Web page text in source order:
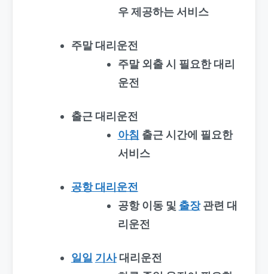
우 제공하는 서비스
주말 대리운전
주말 외출 시 필요한 대리
운전
출근 대리운전
아침 출근 시간에 필요한
서비스
공항 대리운전
공항 이동 및 출장관련 대
리운전
일일 기사대리운전